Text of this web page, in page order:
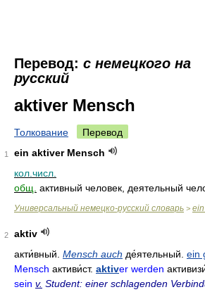
Перевод: с немецкого на
русский
aktiver Mensch
Толкование Перевод
1
ein aktiver Mensch
кол.числ.
общ. активный человек, деятельный
Универсальный немецко-русский словарь >
2
aktiv
акти́вный Mensch auch де́ятельный ein
Mensch активи́ст. aktiver werden
sein v. Student: einer schlagenden